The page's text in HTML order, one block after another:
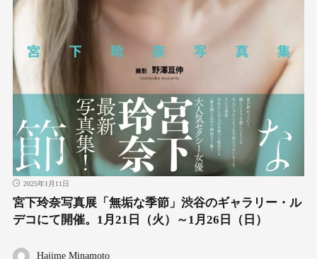
2025年1月11日
宮下玲奈写真展「無垢な季節」渋谷のギャラリー・ル
デコにて開催。1月21日（火）～1月26日（日）
Hajime Minamoto